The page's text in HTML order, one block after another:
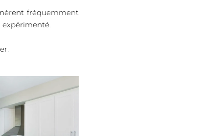
fréquemment
expérimenté.